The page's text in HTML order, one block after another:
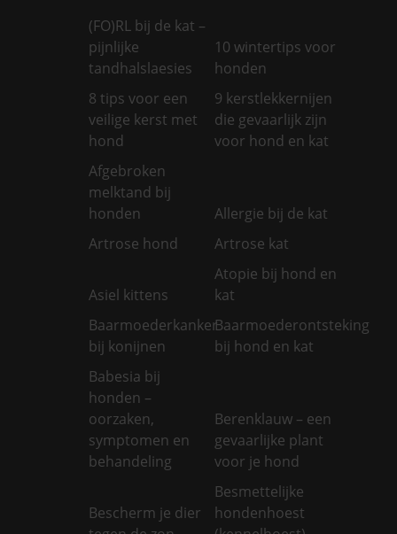
(FO)RL bij de kat –
pijnlijke
tandhalslaesies
10 wintertips voor
honden
8 tips voor een
veilige kerst met
hond
9 kerstlekkernijen
die gevaarlijk zijn
voor hond en kat
Afgebroken
melktand bij
honden
Allergie bij de kat
Artrose hond
Artrose kat
Asiel kittens
Atopie bij hond en
kat
Baarmoederkanker
bij konijnen
Baarmoederontsteking
bij hond en kat
Babesia bij
honden –
oorzaken,
symptomen en
behandeling
Berenklauw – een
gevaarlijke plant
voor je hond
Bescherm je dier
Besmettelijke
hondenhoest